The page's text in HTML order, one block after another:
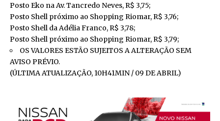
Posto Eko na Av. Tancredo Neves, R$ 3,75;
Posto Shell próximo ao Shopping Riomar, R$ 3,76;
Posto Shell da Adélia Franco, R$ 3,78;
Posto Shell próximo ao Shopping Riomar, R$ 3,79;
OS VALORES ESTÃO SUJEITOS A ALTERAÇÃO SEM
AVISO PRÉVIO.
(ÚLTIMA ATUALIZAÇÃO, 10H41MIN / 09 DE ABRIL)